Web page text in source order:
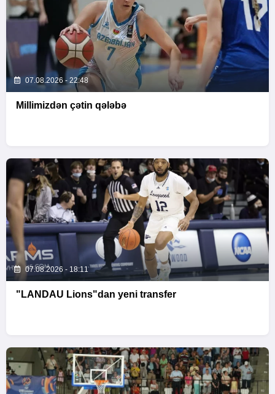
07.08.2026 - 22:48
Millimizdən çətin qələbə
07.08.2026 - 18:11
"LANDAU Lions"dan yeni transfer